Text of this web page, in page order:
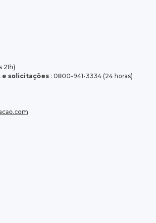
21h)
e solicitações : 0800-941-3334 (24 horas)